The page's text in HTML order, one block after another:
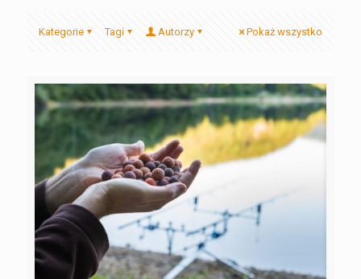
Kategorie Tagi Autorzy Pokaż wszystko